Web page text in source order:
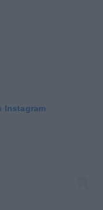
Instagram